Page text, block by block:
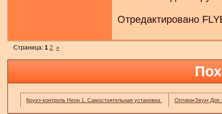
Отредактировано
Страница:1 2 »
Круиз-контроль Неон 1. Самостоятельная установка. Оптика•Звук•